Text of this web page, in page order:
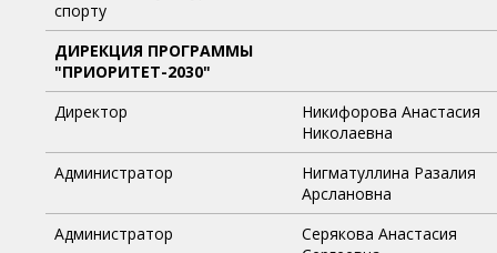
спорту
ДИРЕКЦИЯ ПРОГРАММЫ
"ПРИОРИТЕТ-2030"
Директор
Никифорова Анастасия
Николаевна
Администратор
Нигматуллина Разалия
Арслановна
Администратор
Серякова Анастасия